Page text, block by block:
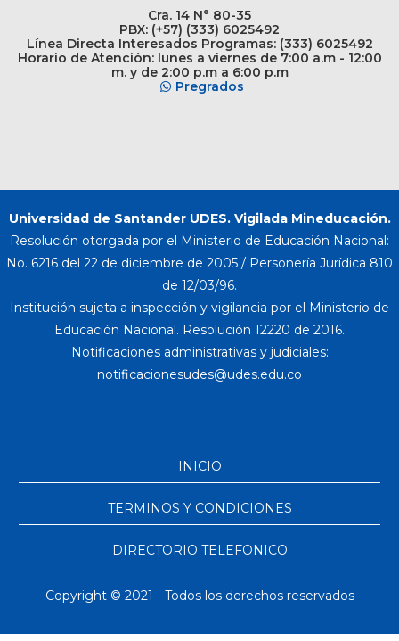
Cra. 14 N° 80-35
PBX: (+57) (333) 6025492
Línea Directa Interesados Programas: (333) 6025492
Horario de Atención: lunes a viernes de 7:00 a.m - 12:00
m. y de 2:00 p.m a 6:00 p.m
Pregrados
Universidad de Santander UDES. Vigilada Mineducación.
Resolución otorgada por el Ministerio de Educación Nacional:
No. 6216 del 22 de diciembre de 2005 / Personería Jurídica 810
de 12/03/96.
Institución sujeta a inspección y vigilancia por el Ministerio de
Educación Nacional. Resolución 12220 de 2016.
Notificaciones administrativas y judiciales:
INICIO
TERMINOS Y CONDICIONES
DIRECTORIO TELEFONICO
Copyright © 2021 - Todos los derechos reservados